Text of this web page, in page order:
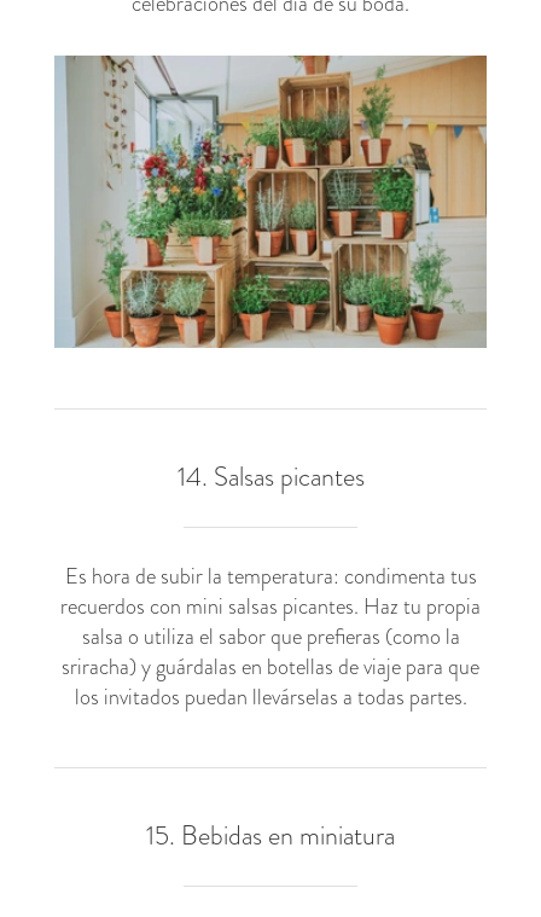
14. Salsas picantes
Es hora de subir la temperatura: condimenta tus
recuerdos con mini salsas picantes. Haz tu propia
salsa o utiliza el sabor que prefieras (como la
sriracha) y guárdalas en botellas de viaje para que
los invitados puedan llevárselas a todas partes.
15. Bebidas en miniatura